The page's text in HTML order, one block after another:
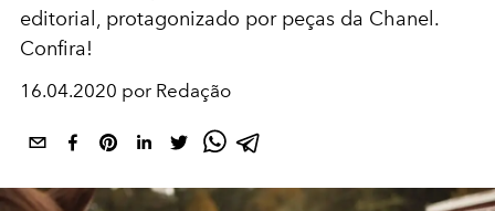
editorial, protagonizado por peças da Chanel.
Confira!
16.04.2020 por Redação